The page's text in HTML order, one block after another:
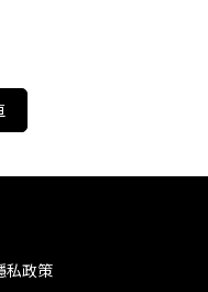
私政策